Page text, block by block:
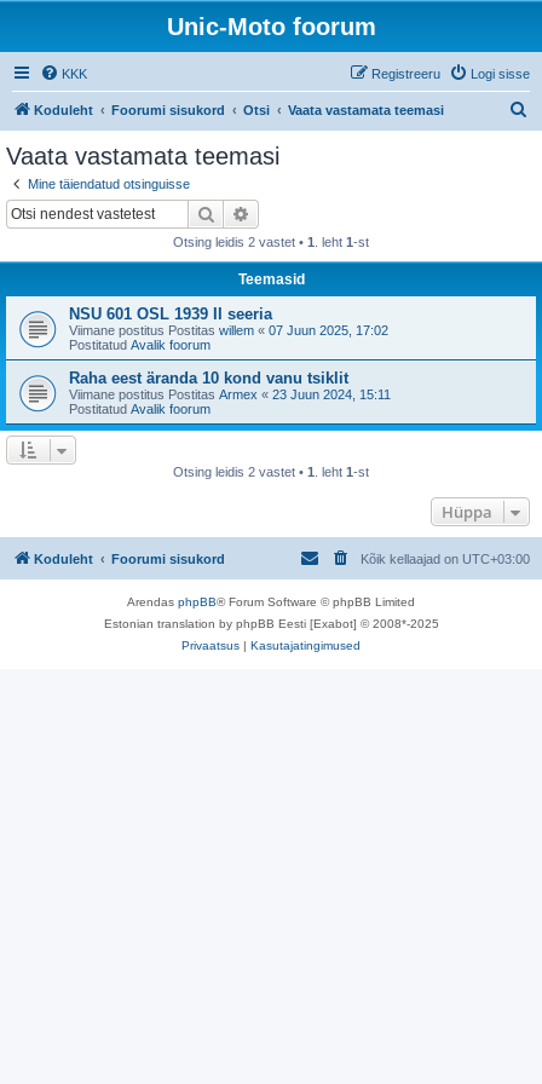
Unic-Moto foorum
KKK Logi sisse
Registreeru
Koduleht Foorumi sisukord Otsi Vaata vastamata teemasi
Vaata vastamata teemasi
Mine täiendatud otsinguisse
Otsi
Otsing leidis 2 vastet • 1 . leht 1-st
Teemasid
NSU 601 OSL 1939 II seeria
Viimane postitus Postitas willem « 07 Juun 2025, 17:02
Postitatud Avalik foorum
Raha eest äranda 10 kond vanu tsiklit
Viimane postitus Postitas Armex « 23 Juun 2024, 15:11
Postitatud Avalik foorum
Otsing leidis 2 vastet • 1 . leht 1-st
Hüppa
Koduleht Foorumi sisukord Kõik kellaajad on UTC+03:00
Arendas phpBB® Forum Software © phpBB Limited
Estonian translation by phpBB Eesti [Exabot] © 2008*-2025
Privaatsus | Kasutajatingimused